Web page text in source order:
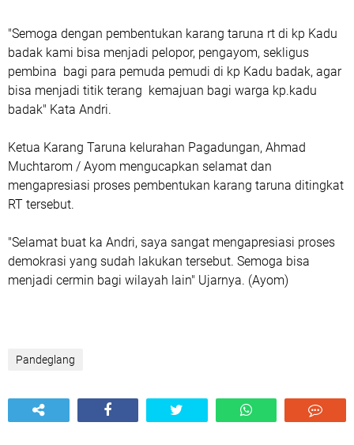
"Semoga dengan pembentukan karang taruna rt di kp Kadu
badak kami bisa menjadi pelopor, pengayom, sekligus
pembina bagi para pemuda pemudi di kp Kadu badak, agar
bisa menjadi titik terang kemajuan bagi warga kp.kadu
badak" Kata Andri.
Ketua Karang Taruna kelurahan Pagadungan, Ahmad
Muchtarom / Ayom mengucapkan selamat dan
mengapresiasi proses pembentukan karang taruna ditingkat
RT tersebut.
"Selamat buat ka Andri, saya sangat mengapresiasi proses
demokrasi yang sudah lakukan tersebut. Semoga bisa
menjadi cermin bagi wilayah lain" Ujarnya. (Ayom)
Pandeglang